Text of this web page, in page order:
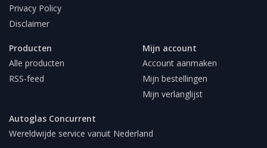
Privacy Policy
Disclaimer
Producten
Alle producten
RSS-feed
Mijn account
Account aanmaken
Mijn bestellingen
Mijn verlanglijst
Autoglas Concurrent
Wereldwijde service vanuit Nederland